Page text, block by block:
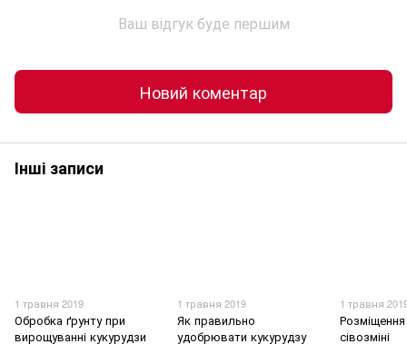
Ваш відгук буде першим
Новий коментар
Інші записи
1 травня 2019
Обробка ґрунту при
вирощуванні кукурудзи
1 травня 2019
Як правильно
удобрювати кукурудзу
1 травня
сівозміні